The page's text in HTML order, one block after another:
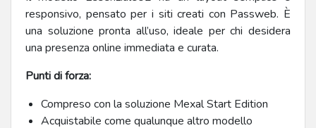
responsivo, pensato per i siti creati con Passweb. È
una soluzione pronta all’uso, ideale per chi desidera
una presenza online immediata e curata.
Punti di forza:
Compreso con la soluzione Mexal Start Edition
Acquistabile come qualunque altro modello